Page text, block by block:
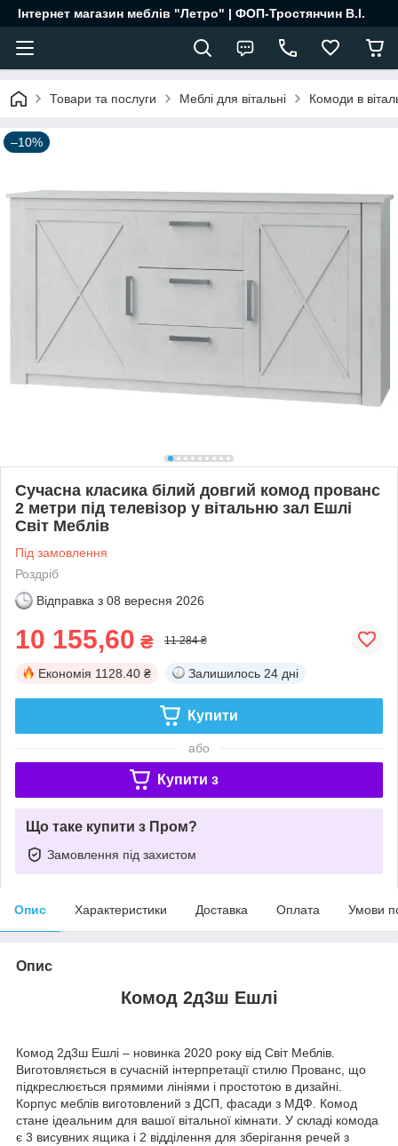
Інтернет магазин меблів "Летро" | ФОП-Тростянчин В.І.
Товари та послуги Меблі для вітальні Комоди в
–10%
Сучасна класика білий довгий комод прованс
2 метри під телевізор у вітальню зал Ешлі
Світ Меблів
Під замовлення
Роздріб
Відправка з 08 вересня 2026
10 155,60 ₴ 11 284 ₴
Економія 1128.40 ₴ Залишилось 24 дні
Купити
або
Купити з
Що таке купити з Пром?
Замовлення під захистом
Опис Характеристики Доставка Оплата Умови
Опис
Комод 2д3ш Ешлі
Комод 2д3ш Ешлі – новинка 2020 року від Світ Меблів.
Виготовляється в сучасній інтерпретації стилю Прованс, що
підкреслюється прямими лініями і простотою в дизайні.
Корпус меблів виготовлений з ДСП, фасади з МДФ. Комод
стане ідеальним для вашої вітальної кімнати. У складі комода
є 3 висувних ящика і 2 відділення для зберігання речей з